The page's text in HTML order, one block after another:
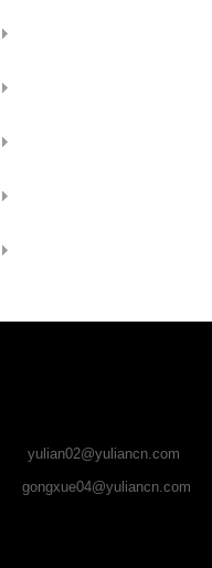
yulian02@yuliancn.com
gongxue04@yuliancn.com